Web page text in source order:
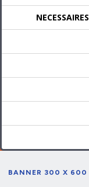
BANNER 300 X 600